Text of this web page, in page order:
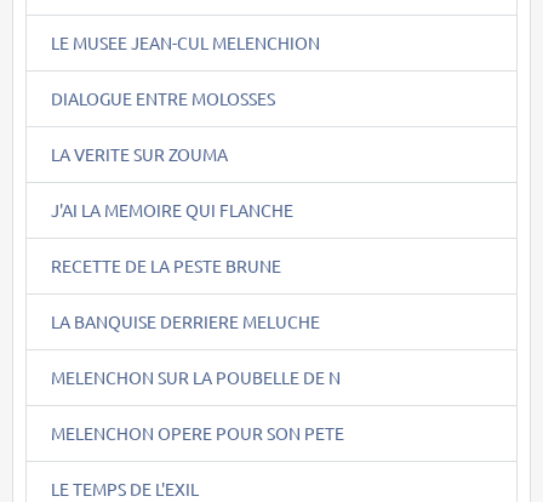
LE MUSEE JEAN-CUL MELENCHION
DIALOGUE ENTRE MOLOSSES
LA VERITE SUR ZOUMA
J'AI LA MEMOIRE QUI FLANCHE
RECETTE DE LA PESTE BRUNE
LA BANQUISE DERRIERE MELUCHE
MELENCHON SUR LA POUBELLE DE N
MELENCHON OPERE POUR SON PETE
LE TEMPS DE L'EXIL